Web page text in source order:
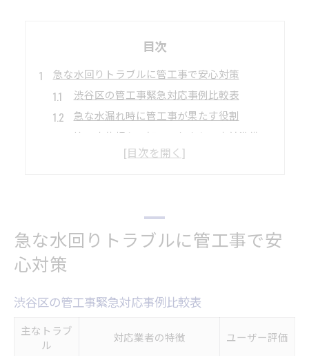
目次
急な水回りトラブルに管工事で安心対策
渋谷区の管工事緊急対応事例比較表
急な水漏れ時に管工事が果たす役割
管工事依頼なら知っておきたい事前準備
トイレ詰まりを管工事で即対応する方法
渋谷区管工事の特徴と他区比較一覧
渋谷区の水道管管理図を活用した対策
管工事に強い渋谷区の事情とは何か
東京都水道局指定業者一覧の活用法
急な水回りトラブルに管工事で安
心対策
渋谷区の管工事緊急対応事例比較表
主なトラブ
ル
対応業者の特徴 ユーザー評価